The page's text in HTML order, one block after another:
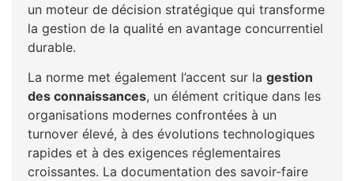
un moteur de décision stratégique qui transforme
la gestion de la qualité en avantage concurrentiel
durable.
La norme met également l’accent sur la gestion
des connaissances, un élément critique dans les
organisations modernes confrontées à un
turnover élevé, à des évolutions technologiques
rapides et à des exigences réglementaires
croissantes. La documentation des savoir-faire